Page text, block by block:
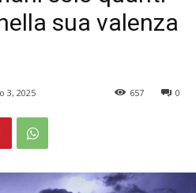
sua valenza
3, 2025 0
657